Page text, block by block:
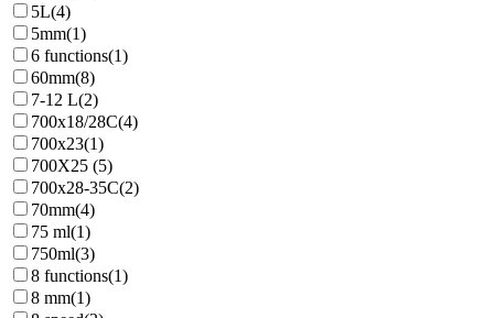
5L(4)
5mm(1)
6 functions(1)
60mm(8)
7-12 L(2)
700x18/28C(4)
700x23(1)
700X25 (5)
700x28-35C(2)
70mm(4)
75 ml(1)
750ml(3)
8 functions(1)
8 mm(1)